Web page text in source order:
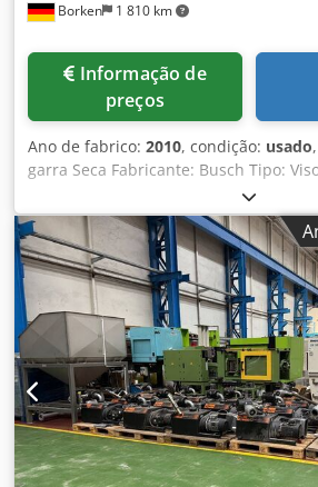
Borken 1 810 km
preços
Ano de fabrico: 2010, condição: usado
garra Seca Fabricante: Busch Tipo:
Motor: DS 400V Poder de sucção: 300
descarga: aproximadamente 150
Uex Abrjk Garantia: 12 meses
Acessórios: filtro de entrada; Manual
de entrega: a curto prazo